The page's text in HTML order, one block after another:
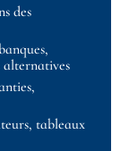
des
alternatives
tableaux